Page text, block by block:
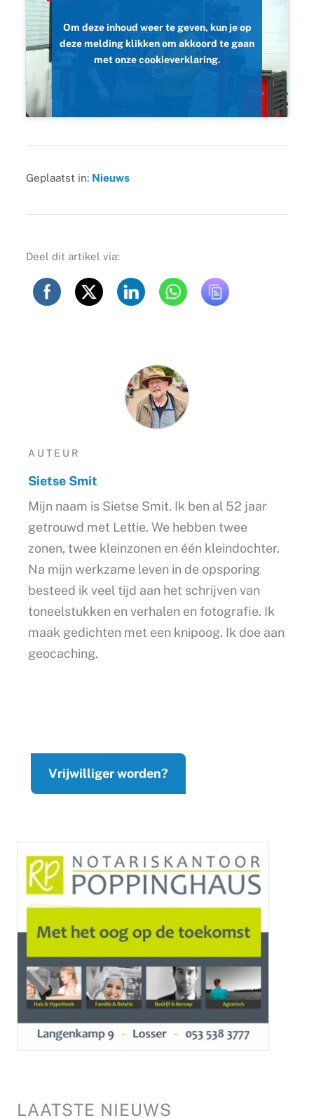
Om deze inhoud weer te geven, kun je op
deze melding klikken om akkoord te gaan
met onze cookieverklaring.
Geplaatst in: Nieuws
Deel dit artikel via:
AUTEUR
Sietse Smit
Mijn naam is Sietse Smit. Ik ben al 52 jaar
getrouwd met Lettie. We hebben twee
zonen, twee kleinzonen en één kleindochter.
Na mijn werkzame leven in de opsporing
besteed ik veel tijd aan het schrijven van
toneelstukken en verhalen en fotografie. Ik
maak gedichten met een knipoog. Ik doe aan
geocaching.
Vrijwilliger worden?
LAATSTE NIEUWS